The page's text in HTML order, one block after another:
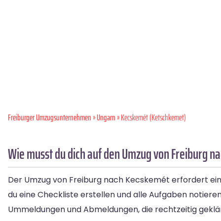
Freiburger Umzugsunternehmen»Ungarn» Kecskemét (Ketschkemet)
Wie musst du dich auf den Umzug von Freiburg
Der Umzug von Freiburg nach Kecskemét erfordert
du eine Checkliste erstellen und alle Aufgaben
Ummeldungen und Abmeldungen, die rechtzeitig